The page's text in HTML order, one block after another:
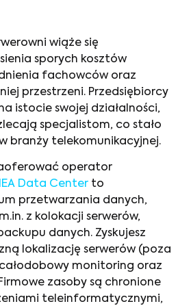
wiąże się
sporych kosztów
fachowców oraz
przestrzeni. Przedsiębiorcy
istocie swojej działalności,
specjalistom, co stało
branży telekomunikacyjnej.
operator
Data Center to
przetwarzania danych,
z kolokacji serwerów,
danych. Zyskujesz
lokalizację serwerów (poza
monitoring oraz
zasoby są chronione
teleinformatycznymi,